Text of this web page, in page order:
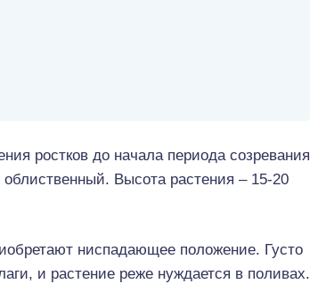
ростков до начала периода созревания
Высота растения – 15-20
ниспадающее положение. Густо
и растение реже нуждается в поливах.